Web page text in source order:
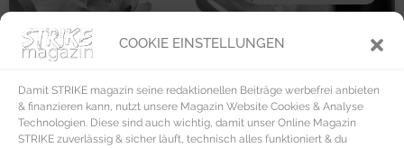
COOKIE EINSTELLUNGEN
Damit STRIKE magazin seine redaktionellen Beiträge werbefrei anbieten
& finanzieren kann, nutzt unsere Magazin Website Cookies & Analyse
Technologien. Diese sind auch wichtig, damit unser Online Magazin
STRIKE zuverlässig & sicher läuft, technisch alles funktioniert & du